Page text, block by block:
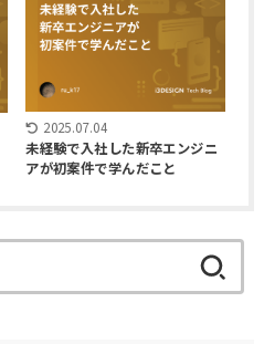
2025.07.04
未経験で入社した新卒エンジニ
アが初案件で学んだこと
索: